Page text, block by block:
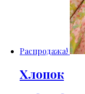
Распродажа!
Хлопок